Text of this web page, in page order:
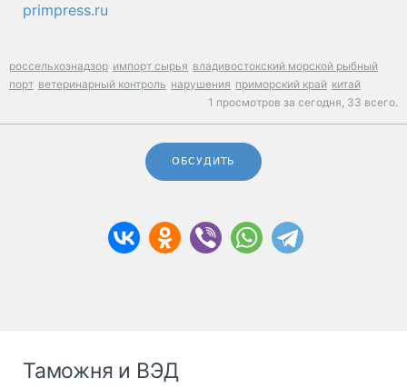
primpress.ru
россельхознадзор импорт сырья владивостокский морской рыбный
порт ветеринарный контроль нарушения приморский край китай
1 просмотров за сегодня, 33 всего.
ОБСУДИТЬ
Таможня и ВЭД